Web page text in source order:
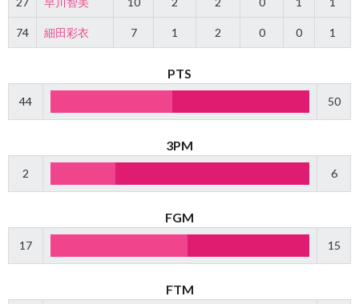
74 細田彩衣 7 1 2 0 0 1
PTS
44 50
3PM
2 6
FGM
17 15
FTM